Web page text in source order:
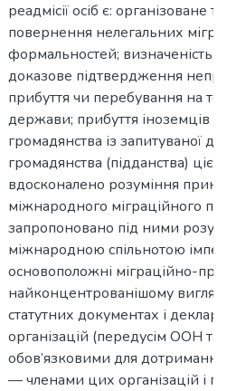
реадмісії осіб є: організоване
повернення нелегальних
формальностей; визначеність
доказове підтвердження
прибуття чи перебування на
держави; прибуття іноземців
громадянства із запитуваної
громадянства (підданства)
вдосконалено розуміння
міжнародного міграційного
запропоновано під ними
міжнародною спільнотою
основоположні міграційно-
найконцентрованішому
статутних документах і
організацій (передусім ООН
обов’язковими для
— членами цих організацій і